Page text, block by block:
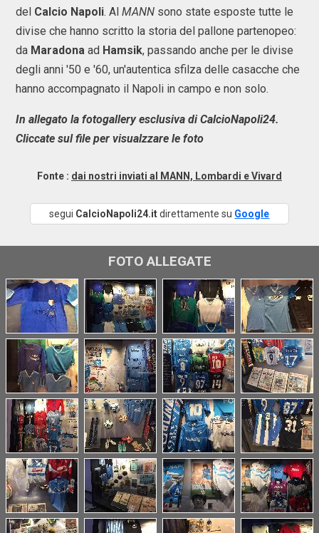
del Calcio Napoli. Al MANN sono state esposte tutte le
divise che hanno scritto la storia del pallone partenopeo:
da Maradona ad Hamsik, passando anche per le divise
degli anni '50 e '60, un'autentica sfilza delle casacche che
hanno accompagnato il Napoli in campo e non solo.
In allegato la fotogallery esclusiva di CalcioNapoli24.
Cliccate sul file per visualzzare le foto
Fonte : dai nostri inviati al MANN, Lombardi e Vivard
segui CalcioNapoli24.itdirettamente su Google
FOTO ALLEGATE